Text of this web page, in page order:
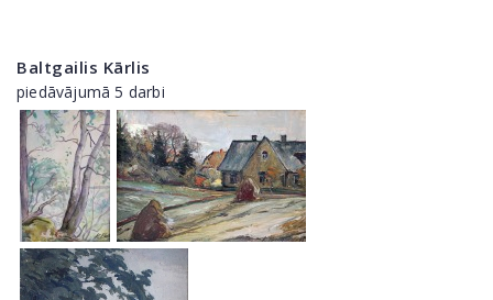
Baltgailis Kārlis
piedāvājumā 5 darbi